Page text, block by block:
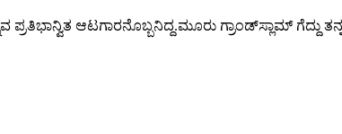
ಪ್ರತಿಭಾನ್ವಿತ ಆಟಗಾರನೊಬ್ಬನಿದ್ದ.ಮೂರು ಗ್ರಾಂಡ್‌ಸ್ಲಾಮ್ ಗೆದ್ದು